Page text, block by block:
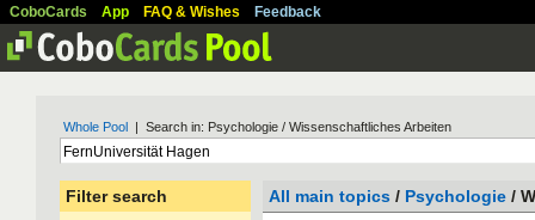
CoboCards App FAQ & Wishes Feedback
Whole Pool | Search in: Psychologie / Wissenschaftliches Arbeiten
Filter search All main topics / Psychologie /